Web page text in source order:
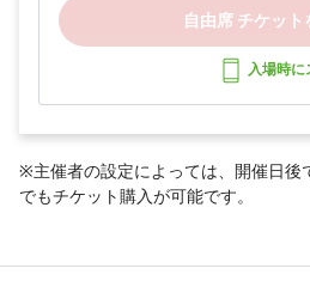
自由席 チケット
入場時に
※主催者の設定によっては、開催日後
でもチケット購入が可能です。